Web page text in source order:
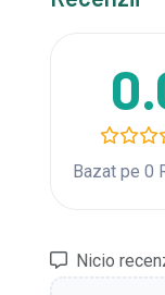
Bazat pe 0
Nicio